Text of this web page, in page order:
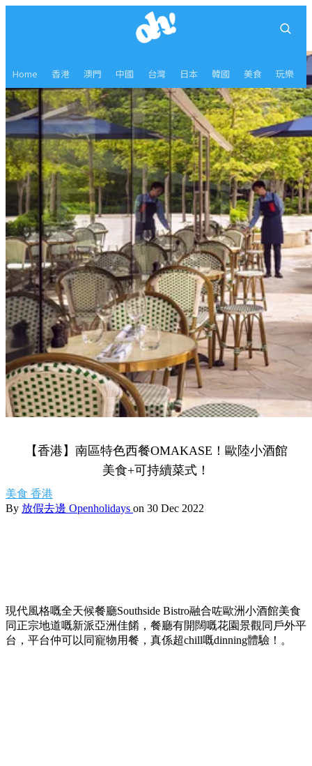
Home 香港 澳門 中國 台灣 日本 韓國 美食 玩樂
【香港】南區特色西餐OMAKASE！歐陸小酒館
美食+可持續菜式！
美食 香港
By 放假去邊 Openholidays on 30 Dec 2022
現代風格嘅全天候餐廳Southside Bistro融合咗歐洲小酒館美食
同正宗地道嘅新派亞洲佳餚，餐廳有開闊嘅花園景觀同戶外平
台，平台仲可以同寵物用餐，真係超chill嘅dinning體驗！。